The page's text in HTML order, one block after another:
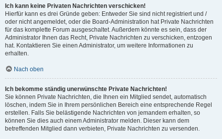
Ich kann keine Privaten Nachrichten verschicken!
Hierfür kann es drei Gründe geben: Entweder Sie sind nicht registriert und /
oder nicht angemeldet, oder die Board-Administration hat Private Nachrichten
für das komplette Forum ausgeschaltet. Außerdem könnte es sein, dass der
Administrator Ihnen das Recht, Private Nachrichten zu verschicken, entzogen
hat. Kontaktieren Sie einen Administrator, um weitere Informationen zu
erhalten.
Nach oben
Ich bekomme ständig unerwünschte Private Nachrichten!
Sie können Private Nachrichten, die Ihnen ein Mitglied sendet, automatisch
löschen, indem Sie in Ihrem persönlichen Bereich eine entsprechende Regel
erstellen. Falls Sie belästigende Nachrichten von jemandem erhalten, so
können Sie dies auch einem Administrator melden. Dieser kann dem
betreffenden Mitglied dann verbieten, Private Nachrichten zu versenden.